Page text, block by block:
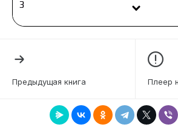
3
4
Предыдущая книга Плеер